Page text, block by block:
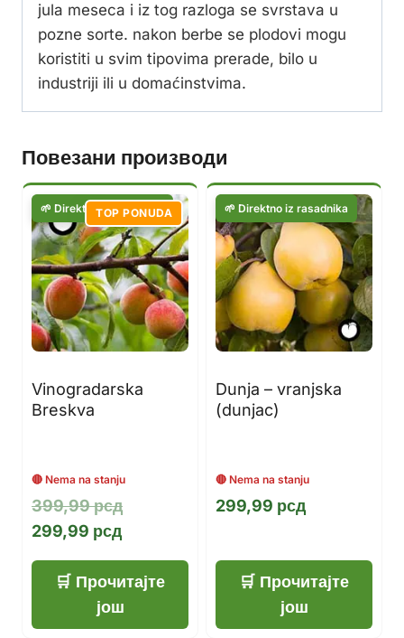
jula meseca i iz tog razloga se svrstava u
pozne sorte. nakon berbe se plodovi mogu
koristiti u svim tipovima prerade, bilo u
industriji ili u domaćinstvima.
Повезани производи
TOP PONUDA
Vinogradarska
Breskva
399,99рсдОригинална
била:
399,99 рсд.
299,99 рсд
је:
299,99 рсд.
Прочитајте
још
Dunja – vranjska
(dunjac)
299,99 рсд
Прочитајте
још